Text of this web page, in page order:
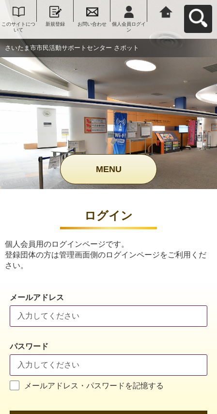
このサイトにつ
いて
新規登録 お問い合わせ
個人会員ログイ
ン
ンター さポット
へ戻る
さいたま市市民活動サポートセンター さポット
MENU
ログイン
個人会員用のログインページです。
登録団体の方は管理画面側のログインページをご利用くだ
さい。
メールアドレス
パスワード
メールアドレス・パスワードを記憶する